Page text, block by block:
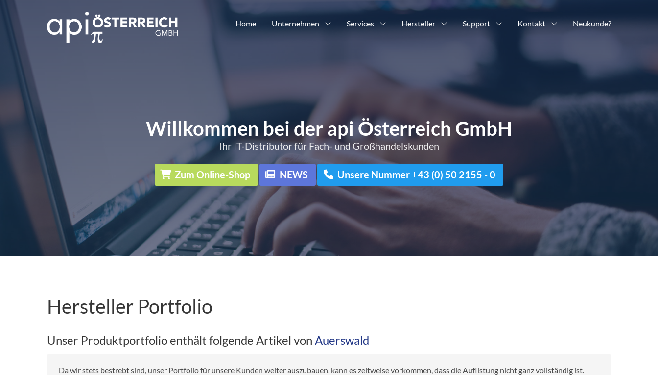
Home Unternehmen Services Hersteller Support Kontakt Neukunde?
Willkommen bei der api Österreich GmbH
Ihr IT-Distributor für Fach- und Großhandelskunden
Zum Online-Shop NEWS Unsere Nummer +43 (0) 50 2155 - 0
Hersteller Portfolio
Unser Produktportfolio enthält folgende Artikel von Auerswald
Da wir stets bestrebt sind, unser Portfolio für unsere Kunden weiter auszubauen, kann es zeitweise vorkommen, dass die Auflistung nicht ganz vollständig ist.